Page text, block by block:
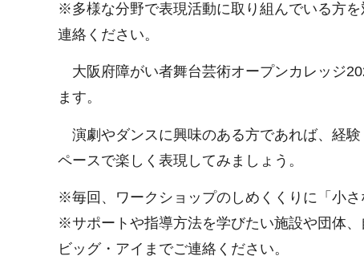
※多様な分野で表現活動に取り組んでいる方
連絡ください。
大阪府障がい者舞台芸術オープンカレッジ
ます。
演劇やダンスに興味のある方であれば、経
ペースで楽しく表現してみましょう。
※毎回、ワークショップのしめくくりに「小さ
※サポートや指導方法を学びたい施設や団体
ビッグ・アイまでご連絡ください。